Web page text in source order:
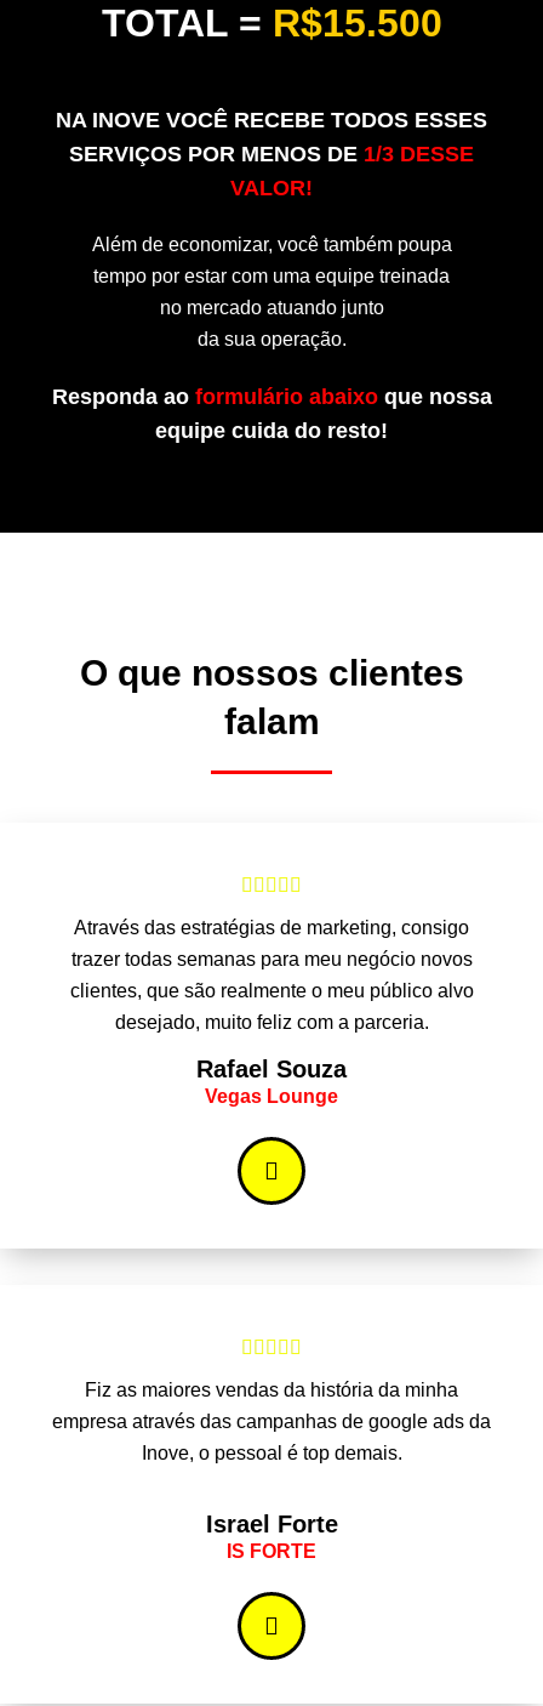
TOTAL = R$15.500
NA INOVE VOCÊ RECEBE TODOS ESSES
SERVIÇOS POR MENOS DE 1/3 DESSE
VALOR!
Além de economizar, você também poupa
tempo por estar com uma equipe treinada
no mercado atuando junto
da sua operação.
Responda ao formulário abaixoque nossa
equipe cuida do resto!
O que nossos clientes
falam
    
Através das estratégias de marketing, consigo
trazer todas semanas para meu negócio novos
clientes, que são realmente o meu público alvo
desejado, muito feliz com a parceria.
Rafael Souza
Vegas Lounge
    
Fiz as maiores vendas da história da minha
empresa através das campanhas de google ads da
Inove, o pessoal é top demais.
Israel Forte
IS FORTE